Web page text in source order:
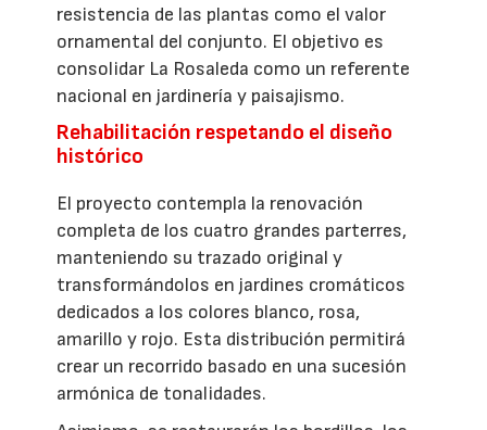
resistencia de las plantas como el valor
ornamental del conjunto. El objetivo es
consolidar La Rosaleda como un referente
nacional en jardinería y paisajismo.
Rehabilitación respetando el diseño
histórico
El proyecto contempla la renovación
completa de los cuatro grandes parterres,
manteniendo su trazado original y
transformándolos en jardines cromáticos
dedicados a los colores blanco, rosa,
amarillo y rojo. Esta distribución permitirá
crear un recorrido basado en una sucesión
armónica de tonalidades.